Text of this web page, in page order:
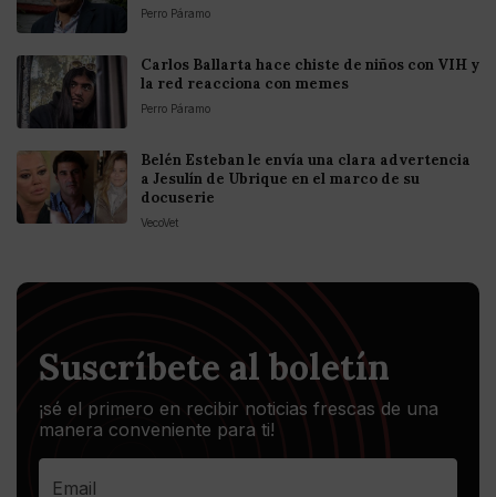
Perro Páramo
Carlos Ballarta hace chiste de niños con VIH y
la red reacciona con memes
Perro Páramo
Belén Esteban le envía una clara advertencia
a Jesulín de Ubrique en el marco de su
docuserie
VecoVet
Suscríbete al boletín
¡sé el primero en recibir noticias frescas de una
manera conveniente para ti!